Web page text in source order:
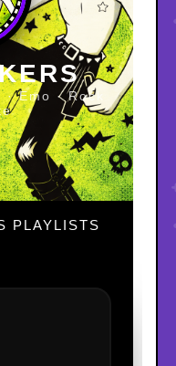
Emo · Rock
PLAYLISTS